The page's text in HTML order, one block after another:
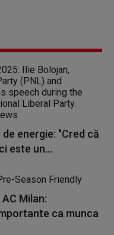
energie: "Cred că
este un...
Milan:
ca munca